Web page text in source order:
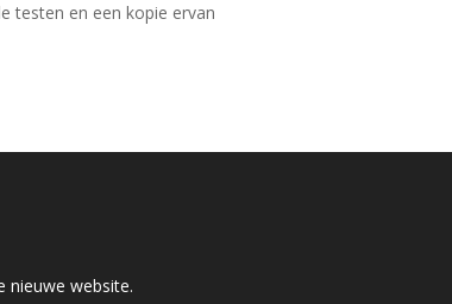
testen en een kopie ervan
nieuwe website.